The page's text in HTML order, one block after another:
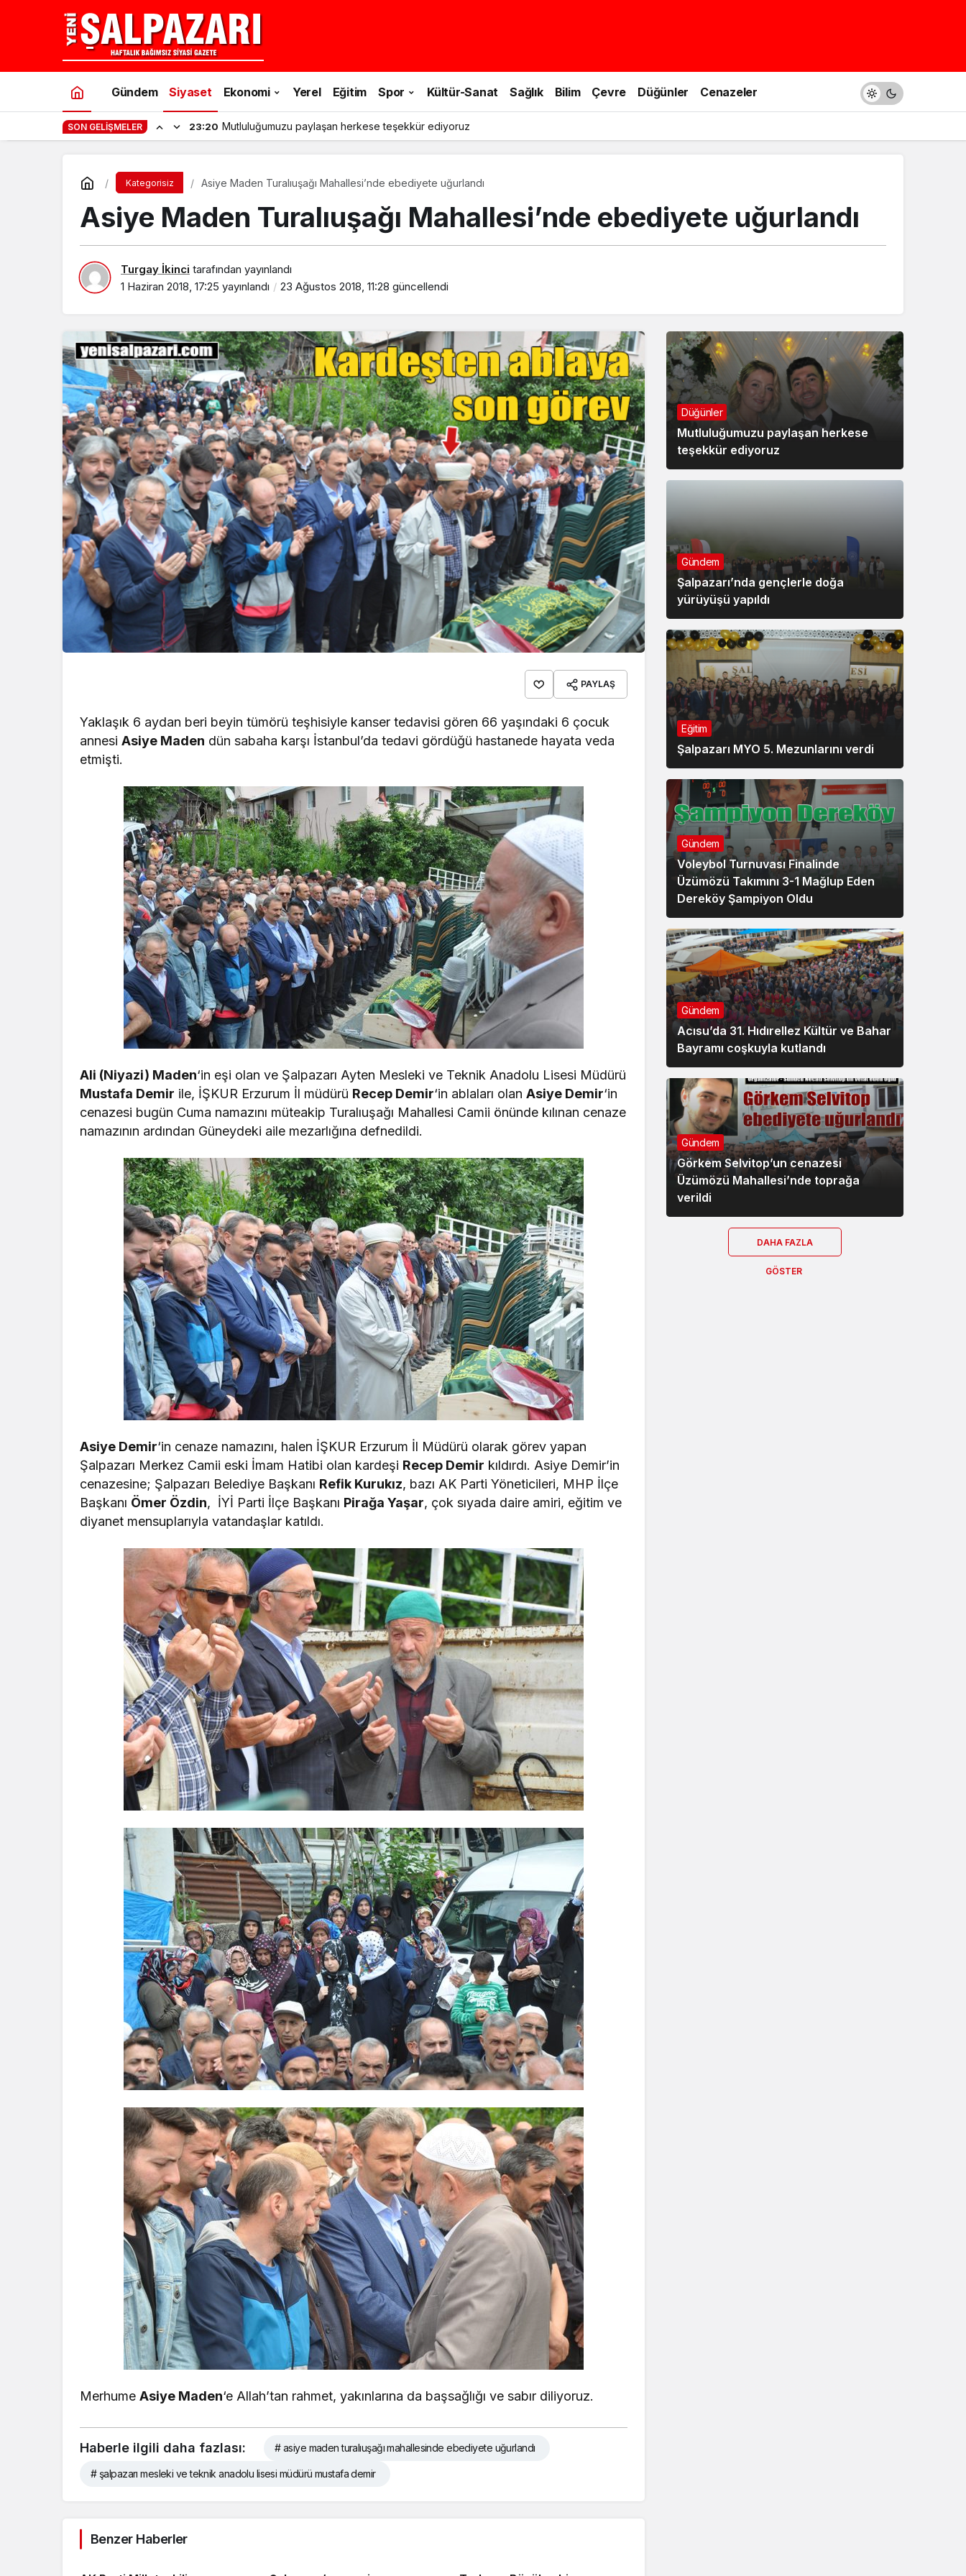
Gündem Siyaset Ekonomi Yerel Eğitim Spor Kültür-Sanat Sağlık Bilim Çevre Düğünler Cenazeler
SON GELIŞMELER 23:20 Mutluluğumuzu paylaşan herkese teşekkür ediyoruz
Kategorisiz Asiye Maden Turalıuşağı Mahallesi’nde ebediyete uğurlandı
Asiye Maden Turalıuşağı Mahallesi’nde ebediyete uğurlandı
Turgay İkinci tarafından yayınlandı
1 Haziran 2018, 17:25 yayınlandı 23 Ağustos 2018, 11:28 güncellendi
PAYLAŞ
Yaklaşık 6 aydan beri beyin tümörü teşhisiyle kanser tedavisi gören 66 yaşındaki 6 çocuk
annesiAsiye Maden dün sabaha karşı İstanbul’da tedavi gördüğü hastanede hayata veda
etmişti.
Ali (Niyazi) Maden‘in eşi olan ve Şalpazarı Ayten Mesleki ve Teknik Anadolu Lisesi Müdürü
Mustafa Demir ile, İŞKUR Erzurum İl müdürü Recep Demir‘in ablaları olanAsiye Demir‘in
cenazesi bugün Cuma namazını müteakip Turalıuşağı Mahallesi Camii önünde kılınan cenaze
namazının ardından Güneydeki aile mezarlığına defnedildi.
Asiye Demir‘in cenaze namazını, halen İŞKUR Erzurum İl Müdürü olarak görev yapan
Şalpazarı Merkez Camii eski İmam Hatibi olan kardeşi Recep Demir kıldırdı. Asiye Demir’in
cenazesine; Şalpazarı Belediye Başkanı Refik Kurukız, bazı AK Parti Yöneticileri, MHP İlçe
Başkanı Ömer Özdin, İYİ Parti İlçe Başkanı Pirağa Yaşar, çok sıyada daire amiri, eğitim ve
diyanet mensuplarıyla vatandaşlar katıldı.
MerhumeAsiye Maden‘e Allah’tan rahmet, yakınlarına da başsağlığı ve sabır diliyoruz.
Haberle ilgili daha fazlası: # asiye maden turalıuşağı mahallesinde ebediyete uğurlandı
# şalpazarı mesleki ve teknik anadolu lisesi müdürü mustafa demir
Benzer Haberler
Düğünler
Mutluluğumuzu paylaşan herkese
teşekkür ediyoruz
Gündem
Şalpazarı’nda gençlerle doğa
yürüyüşü yapıldı
Eğitim
Şalpazarı MYO 5. Mezunlarını verdi
Gündem
Voleybol Turnuvası Finalinde
Üzümözü Takımını 3-1 Mağlup Eden
Dereköy Şampiyon Oldu
Gündem
Acısu’da 31. Hıdırellez Kültür ve Bahar
Bayramı coşkuyla kutlandı
Gündem
Görkem Selvitop’un cenazesi
Üzümözü Mahallesi’nde toprağa
verildi
DAHA FAZLA
GÖSTER